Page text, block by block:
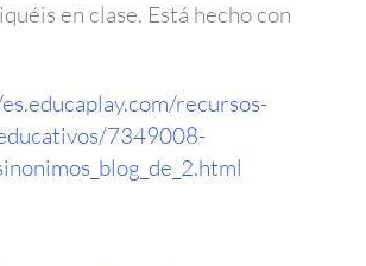
en clase. Está hecho con
recursos-
7349008-